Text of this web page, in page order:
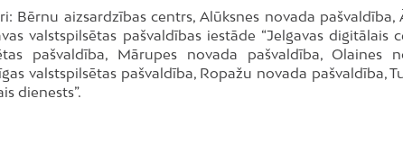
Bērnu aizsardzības centrs, Alūksnes novada pašvaldība,
valstspilsētas pašvaldības iestāde “Jelgavas digitālais
pašvaldība, Mārupes novada pašvaldība, Olaines
valstspilsētas pašvaldība, Ropažu novada pašvaldība,
dienests”.